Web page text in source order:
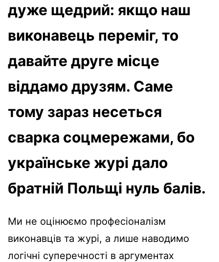
дуже щедрий: якщо наш
виконавець переміг, то
давайте друге місце
віддамо друзям. Саме
тому зараз несеться
сварка соцмережами, бо
українське журі дало
братній Польщі нуль балів.
Ми не оцінюємо професіоналізм
виконавців та журі, а лише наводимо
логічні суперечності в аргументах